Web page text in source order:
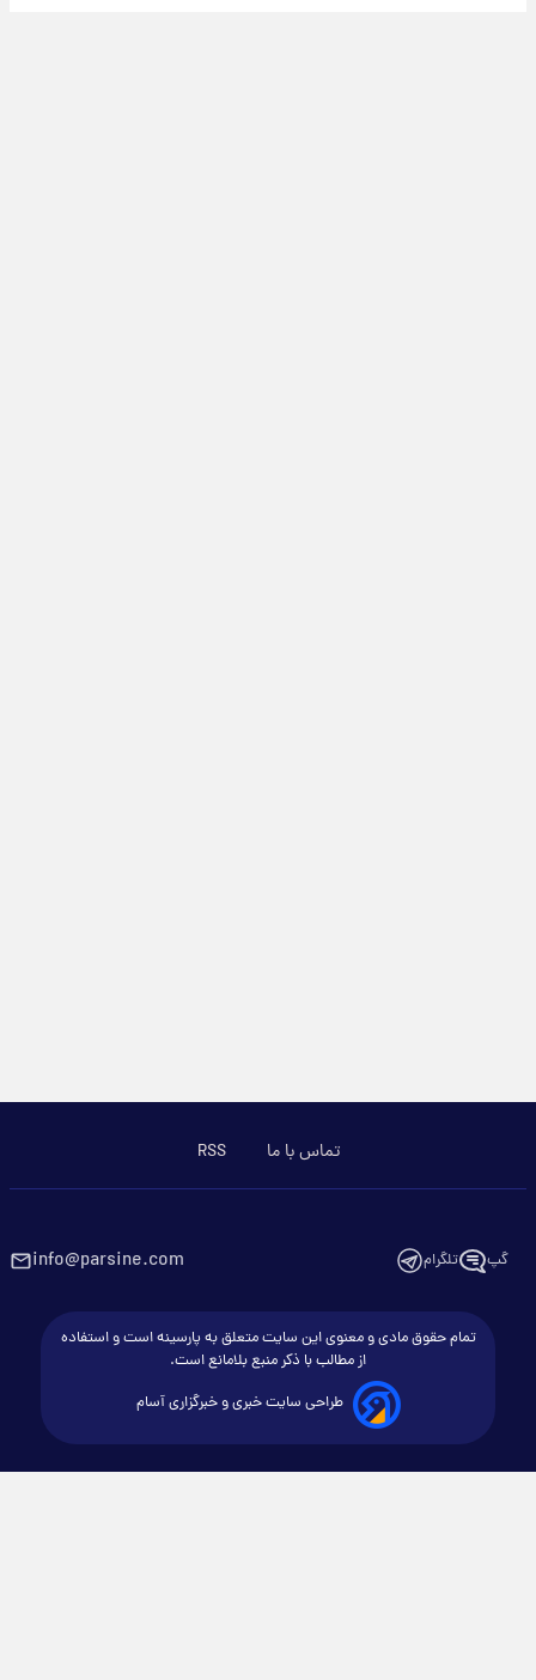
تماس با ما RSS
گپ تلگرام info@parsine.com
تمام حقوق مادی و معنوی این سایت متعلق به پارسینه است و استفاده
از مطالب با ذکر منبع بلامانع است.
طراحی سایت خبری و خبرگزاری آسام